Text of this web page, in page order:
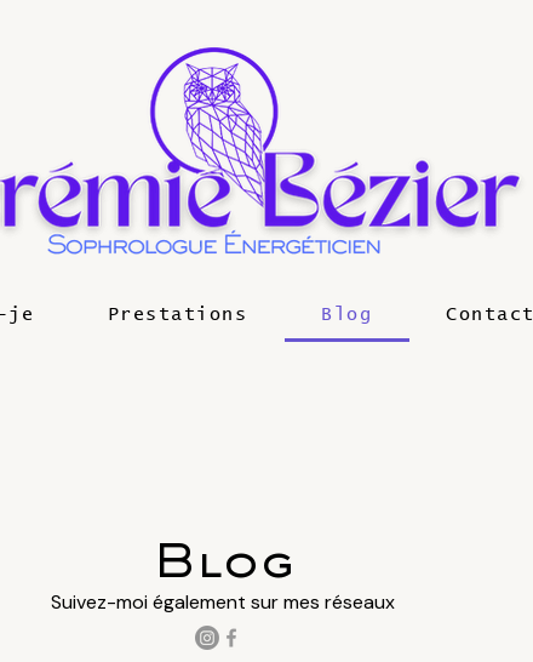
je Prestations Blog Contact
Blog
Suivez-moi également sur mes réseaux